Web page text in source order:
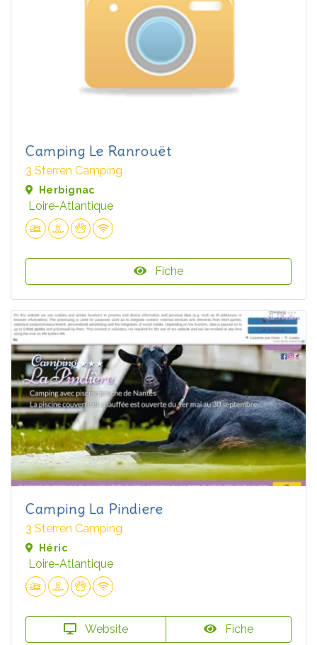
Camping Le Ranrouët
3 Sterren Camping
Herbignac
Loire-Atlantique
Fiche
Camping La Pindiere
3 Sterren Camping
Héric
Loire-Atlantique
Website Fiche